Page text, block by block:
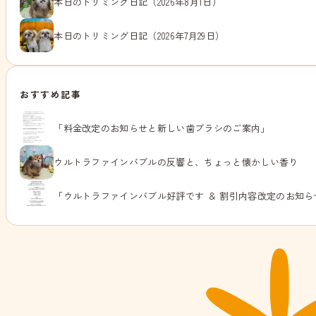
本日のトリミング日記（2026年7月29日）
おすすめ記事
「料金改定のお知らせと新しい歯ブラシのご案内」
ウルトラファインバブルの反響と、ちょっと懐かしい香り
「ウルトラファインバブル好評です ＆ 割引内容改定のお知